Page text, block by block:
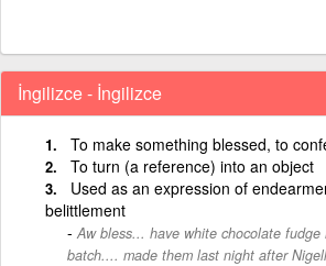
İngilizce - İngilizce
To make something blessed, to
To turn (a reference) into an object
Used as an expression of
belittlement
Aw bless... have white chocolate
batch.... made them last night after